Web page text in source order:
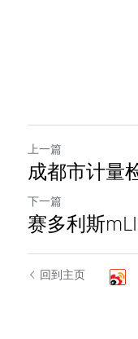
上一篇
成都市计量
下一篇
赛多利斯
回到主页